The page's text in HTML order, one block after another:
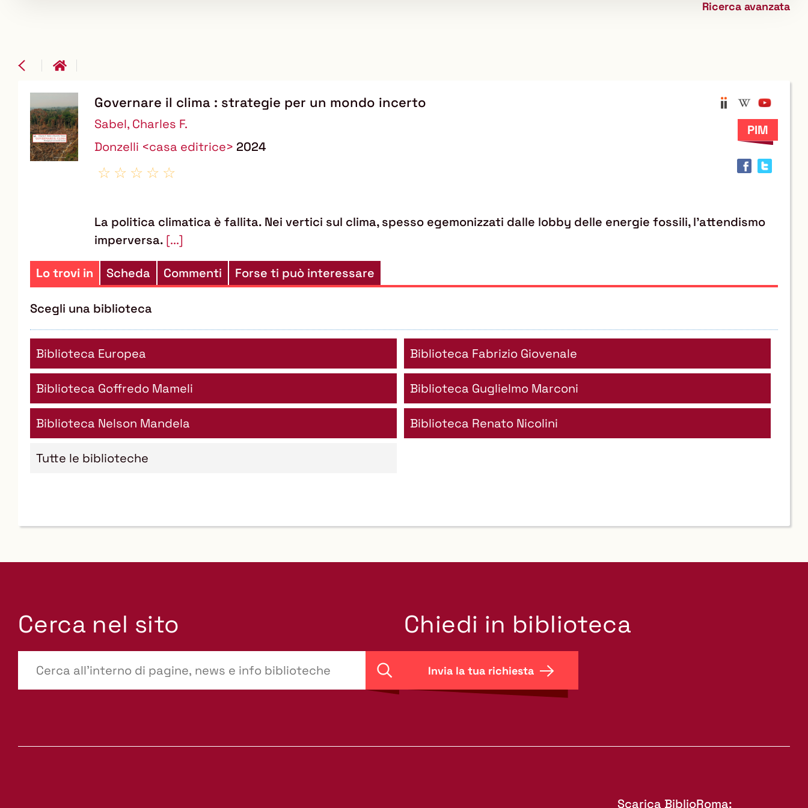
Ricerca avanzata
Dettaglio
del
documento
il
Anobii
Governare il clima : strategie per un mondo incerto
Sabel, Charles F.
Donzelli <casa editrice> 2024
La politica climatica è fallita. Nei vertici sul clima, spesso egemonizzati dalle lobby delle energie fossili, l’attendismo
imperversa. [...]
Lo trovi in Scheda Commenti Forse ti può interessare
Scegli una biblioteca
Biblioteca Europea Biblioteca Fabrizio Giovenale
Biblioteca Goffredo Mameli Biblioteca Guglielmo Marconi
Biblioteca Nelson Mandela Biblioteca Renato Nicolini
Tutte le biblioteche
Cerca nel sito
site-
Cerca
Chiedi in biblioteca
Invia la tua richiesta
Scarica BiblioRoma: